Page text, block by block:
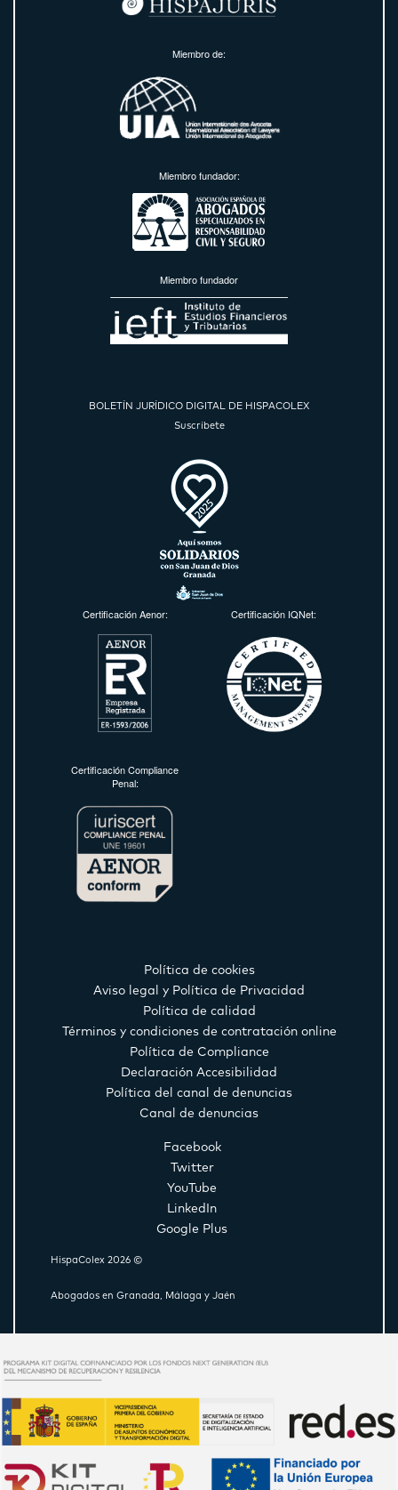
Miembro de:
Miembro fundador:
Miembro fundador
BOLETÍN JURÍDICO DIGITAL DE HISPACOLEX
Suscríbete
Certificación Aenor: Certificación IQNet:
Certificación Compliance
Penal:
Política de cookies
Aviso legal y Política de Privacidad
Política de calidad
Términos y condiciones de contratación online
Política de Compliance
Declaración Accesibilidad
Política del canal de denuncias
Canal de denuncias
Facebook
Twitter
YouTube
LinkedIn
Google Plus
HispaColex 2026 ©
Abogados en Granada, Málaga y Jaén